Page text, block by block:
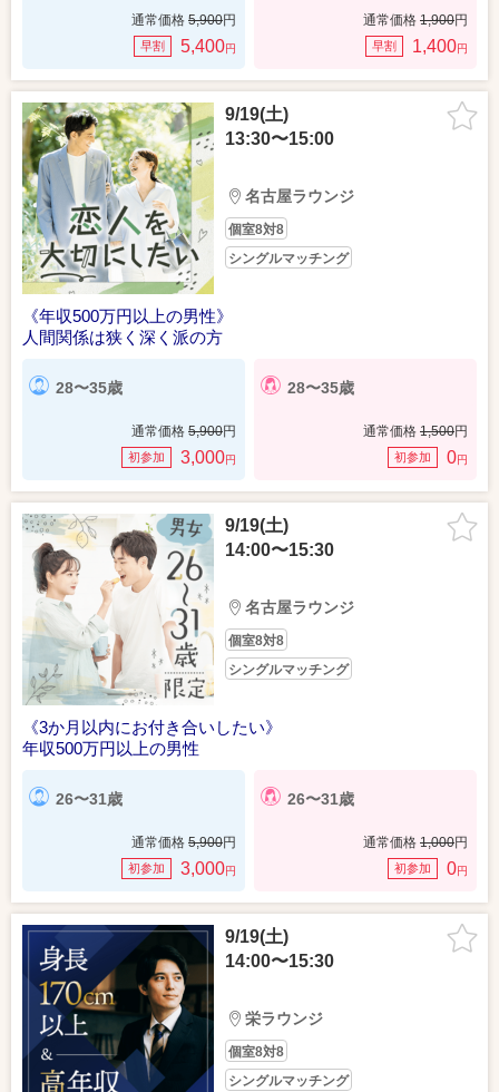
通常価格 5,900円
早割 5,400円
通常価格 1,900円
早割 1,400円
9/19(土)
13:30〜15:00
名古屋ラウンジ
個室8対8
シングルマッチング
《年収500万円以上の男性》
人間関係は狭く深く派の方
28〜35歳
通常価格 5,900円
初参加 3,000円
28〜35歳
通常価格 1,500円
初参加 0円
9/19(土)
14:00〜15:30
名古屋ラウンジ
個室8対8
シングルマッチング
《3か月以内にお付き合いしたい》
年収500万円以上の男性
26〜31歳
通常価格 5,900円
初参加 3,000円
26〜31歳
通常価格 1,000円
初参加 0円
9/19(土)
14:00〜15:30
栄ラウンジ
個室8対8
シングルマッチング